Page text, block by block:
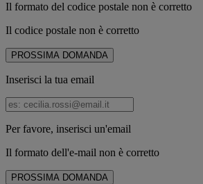
Il formato del codice postale non è corretto
Il codice postale non è corretto
PROSSIMA DOMANDA
Inserisci la tua email
Per favore, inserisci un'email
Il formato dell'e-mail non è corretto
PROSSIMA DOMANDA